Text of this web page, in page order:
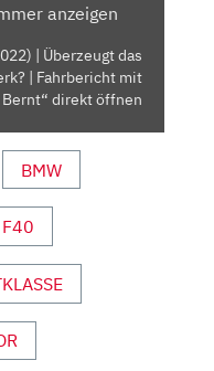
anzeigen
| Überzeugt das
| Fahrbericht mit
direkt öffnen
BMW
F40